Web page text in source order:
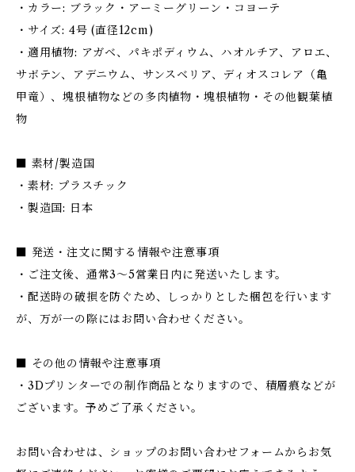
・カラー: ブラック・アーミーグリーン・コヨーテ
・サイズ: 4号 (直径12cm)
・適用植物: アガベ、パキポディウム、ハオルチア、アロエ、
サボテン、アデニウム、サンスベリア、ディオスコレア（亀
甲竜）、塊根植物などの多肉植物・塊根植物・その他観葉植
物
■ 素材/製造国
・素材: プラスチック
・製造国: 日本
■ 発送・注文に関する情報や注意事項
・ご注文後、通常3〜5営業日内に発送いたします。
・配送時の破損を防ぐため、しっかりとした梱包を行います
が、万が一の際にはお問い合わせください。
■ その他の情報や注意事項
・3Dプリンターでの制作商品となりますので、積層痕などが
ございます。予めご了承ください。
お問い合わせは、ショップのお問い合わせフォームからお気